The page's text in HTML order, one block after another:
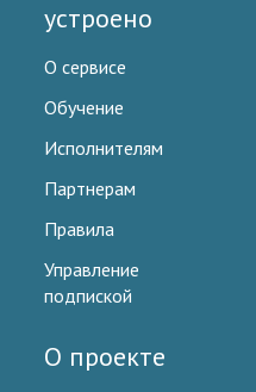
устроено
О сервисе
Обучение
Исполнителям
Партнерам
Правила
Управление
подпиской
О проекте